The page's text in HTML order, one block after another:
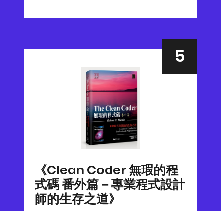
《Clean Coder 無瑕的程
式碼 番外篇－專業程式設計
師的生存之道》